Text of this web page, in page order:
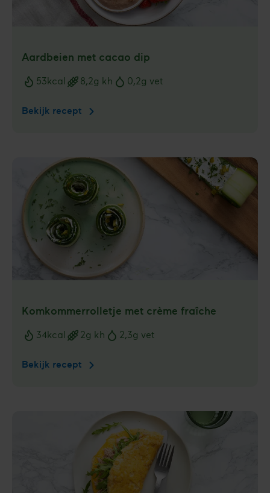
Aardbeien met cacao dip
53kcal 8,2g kh 0,2g vet
Bekijk recept Aardbeien
Komkommerrolletje met crème fraîche
34kcal 2g kh 2,3g vet
Bekijk recept Komkommerrolletje